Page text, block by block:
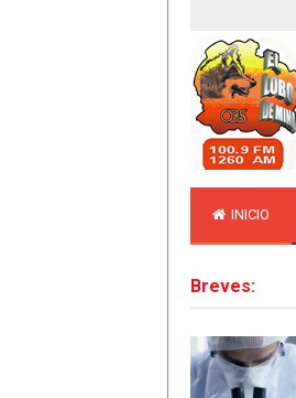
INICIO
Breves: